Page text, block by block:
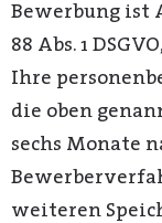
Bewerbung ist
88 Abs. 1
Ihre
die oben
sechs Monate
weiteren